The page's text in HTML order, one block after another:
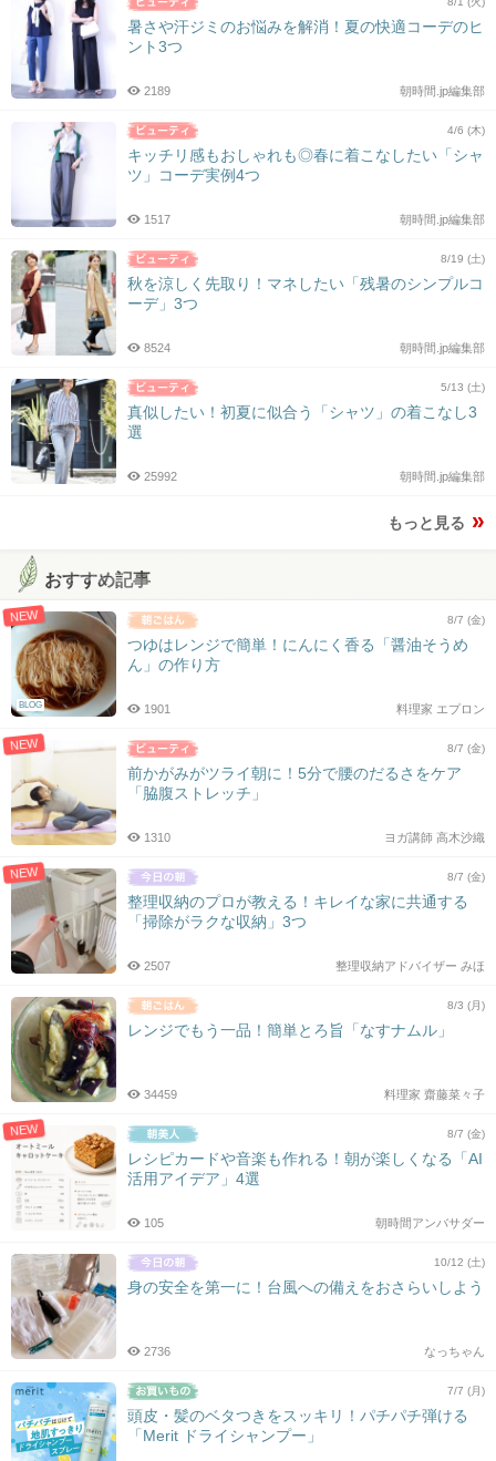
暑さや汗ジミのお悩みを解消！夏の快適コーデのヒ
ント3つ
朝時間.jp編集部
2189
4/6 (木)
キッチリ感もおしゃれも◎春に着こなしたい「シャ
ツ」コーデ実例4つ
朝時間.jp編集部
1517
8/19 (土)
秋を涼しく先取り！マネしたい「残暑のシンプルコ
ーデ」3つ
朝時間.jp編集部
8524
5/13 (土)
真似したい！初夏に似合う「シャツ」の着こなし3
選
朝時間.jp編集部
25992
もっと見る
おすすめ記事
NEW
BLOG
8/7 (金)
つゆはレンジで簡単！にんにく香る「醤油そうめ
ん」の作り方
料理家 エプロン
1901
NEW 8/7 (金)
前かがみがツライ朝に！5分で腰のだるさをケア
「脇腹ストレッチ」
ヨガ講師 高木沙織
1310
NEW 8/7 (金)
整理収納のプロが教える！キレイな家に共通する
「掃除がラクな収納」3つ
整理収納アドバイザー みほ
2507
8/3 (月)
レンジでもう一品！簡単とろ旨「なすナムル」
料理家 齋藤菜々子
34459
NEW 8/7 (金)
レシピカードや音楽も作れる！朝が楽しくなる「AI
活用アイデア」4選
朝時間アンバサダー
105
10/12 (土)
身の安全を第一に！台風への備えをおさらいしよう
なっちゃん
2736
7/7 (月)
頭皮・髪のベタつきをスッキリ！パチパチ弾ける
「Merit ドライシャンプー」